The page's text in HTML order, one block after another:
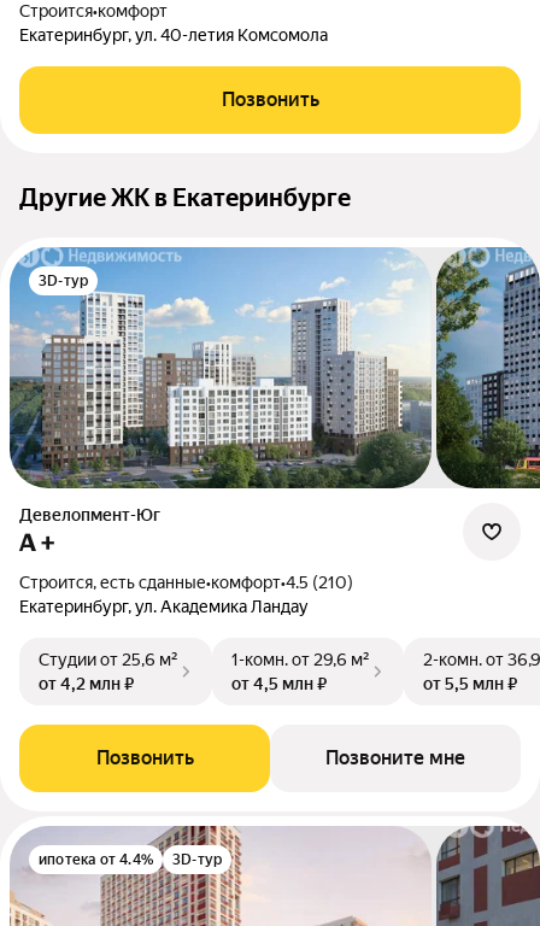
Строится•комфорт
Екатеринбург, ул. 40-летия Комсомола
Позвонить
Другие ЖК в Екатеринбурге
3D-тур
Девелопмент-Юг
А +
Строится, есть сданные•комфорт•4.5 (210)
Екатеринбург, ул. Академика Ландау
Студииот 25,6 м²
от 4,2 млн ₽
1-комн.от 29,6 м²
от 4,5 млн ₽
2-комн.от
от 5,5 млн ₽
Позвонить Позвоните мне
ипотека от 4.4% 3D-тур